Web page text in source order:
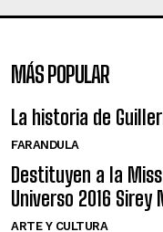
MÁS POPULAR
La historia de
FARANDULA
Destituyen a la
Universo 2016 Sirey
ARTE Y CULTURA